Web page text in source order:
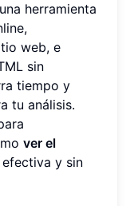
herramienta
web, e
sin
tiempo y
tu análisis.
ver el
y sin